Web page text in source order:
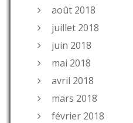
août 2018
juillet 2018
juin 2018
mai 2018
avril 2018
mars 2018
février 2018